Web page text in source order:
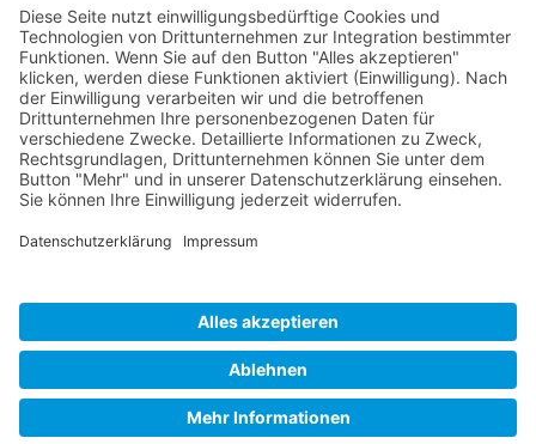
Im Gegenzug können die laufenden Kosten für den
bisherigen Kurzplatz eingespart werden, da der
bestehende Pachtvertrag gekündigt wird.
Wir halten euch weiterhin über die nächsten Schritte auf
dem Laufenden und bedanken uns schon jetzt herzlich für
eure Unterstützung und euer Engagement.